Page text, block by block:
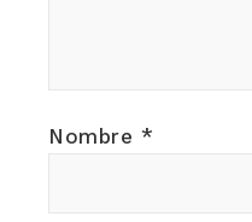
Nombre *